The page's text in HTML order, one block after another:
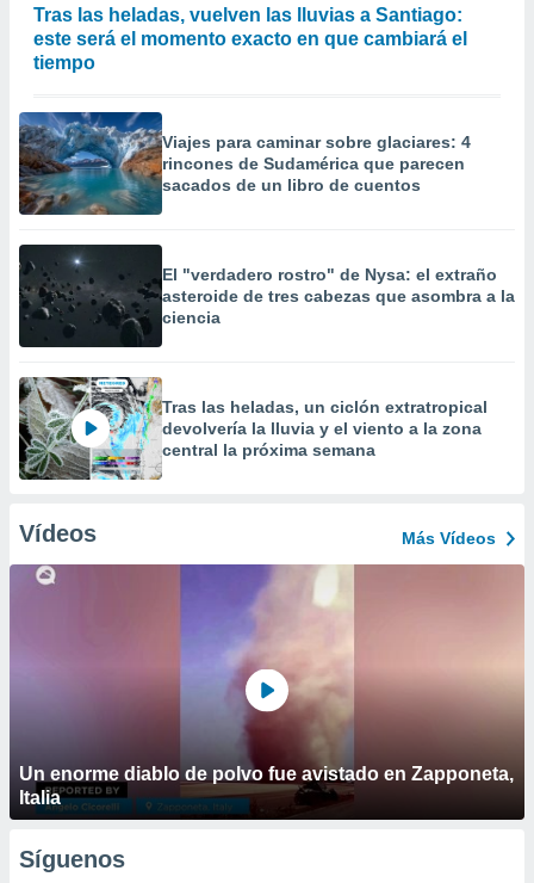
Tras las heladas, vuelven las lluvias a Santiago:
este será el momento exacto en que cambiará el
tiempo
Viajes para caminar sobre glaciares: 4
rincones de Sudamérica que parecen
sacados de un libro de cuentos
El "verdadero rostro" de Nysa: el extraño
asteroide de tres cabezas que asombra a la
ciencia
Tras las heladas, un ciclón extratropical
devolvería la lluvia y el viento a la zona
central la próxima semana
Vídeos Más Vídeos
Un enorme diablo de polvo fue avistado en Zapponeta,
Italia
Síguenos